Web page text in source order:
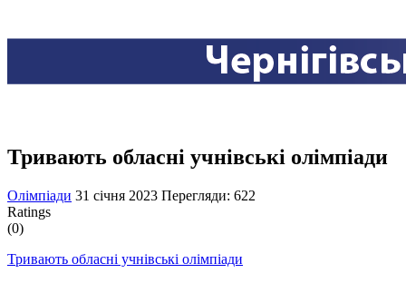
Тривають обласні учнівські олімпіади
Олімпіади 31 січня 2023 Перегляди: 622
Ratings
(0)
Тривають обласні учнівські олімпіади